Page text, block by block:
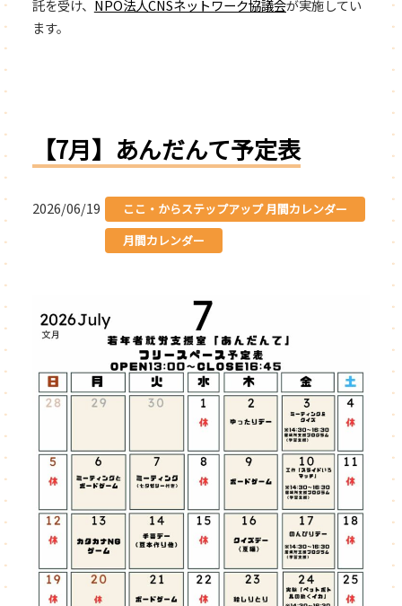
託を受け、 NPO法人CNSネットワーク協議会が実施してい
ます。
【7月】あんだんて予定表
2026/06/19
ここ・からステップアップ 月間カレンダー
月間カレンダー